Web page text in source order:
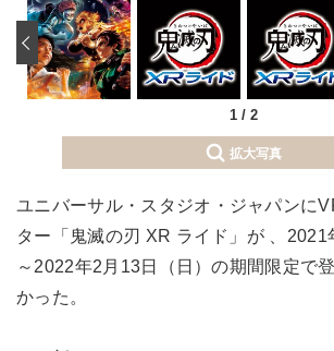
1 / 2
‹
拡大写真
ユニバーサル・スタジオ・ジャパンに
ター「鬼滅の刃 XR ライド」が 、2021
～2022年2月13日（日）の期間限定で
かった。